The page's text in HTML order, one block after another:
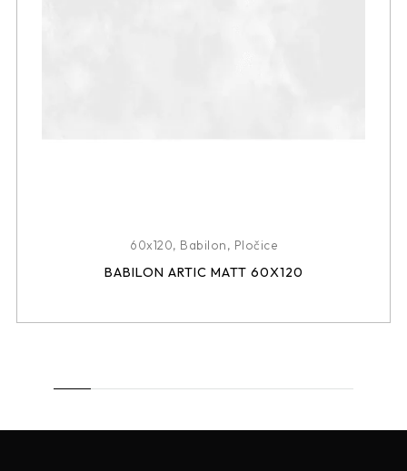
60x120, Babilon, Pločice
BABILON ARTIC MATT 60X120